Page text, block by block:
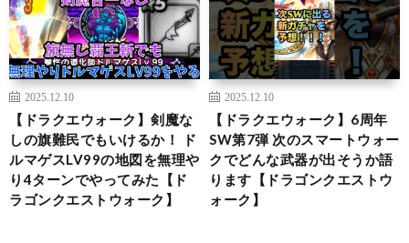
2025.12.10
【ドラクエウォーク】剣魔な
しの旗難民でもいけるか！ ド
ルマゲスLV99の地図を無理や
り4ターンでやってみた【ド
ラゴンクエストウォーク】
2025.12.10
【ドラクエウォーク】6周年
SW第7弾 次のスマートウォー
クでどんな武器が出そうか語
ります【ドラゴンクエストウ
ォーク】